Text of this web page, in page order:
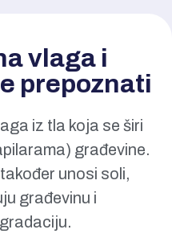
vlaga i
prepoznati
iz tla koja se širi
građevine.
unosi soli,
građevinu i